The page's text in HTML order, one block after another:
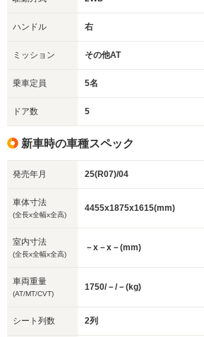
ハンドル 右
ミッション その他AT
乗車定員 5名
ドア数 5
新車時の車種スペック
発売年月 25(R07)/04
車体寸法
(全長x全幅x全高)
4455x1875x1615(mm)
室内寸法
(全長x全幅x全高)
－x－x－(mm)
車両重量
(AT/MT/CVT)
1750/－/－(kg)
シート列数 2列